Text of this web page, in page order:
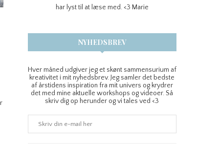
har lyst til at læse med. <3 Marie
NYHEDSBREV
Hver måned udgiver jeg et skønt sammensurium af
kreativitet i mit nyhedsbrev. Jeg samler det bedste
af årstidens inspiration fra mit univers og krydrer
det med mine aktuelle workshops og videoer. Så
skriv dig op herunder og vi tales ved <3